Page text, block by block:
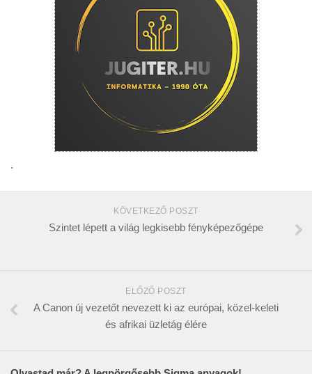
.
KÖVETKEZŐ POSZT
Szintet lépett a világ legkisebb fényképezőgépe
ELŐZŐ POSZT
A Canon új vezetőt nevezett ki az európai, közel-keleti
és afrikai üzletág élére